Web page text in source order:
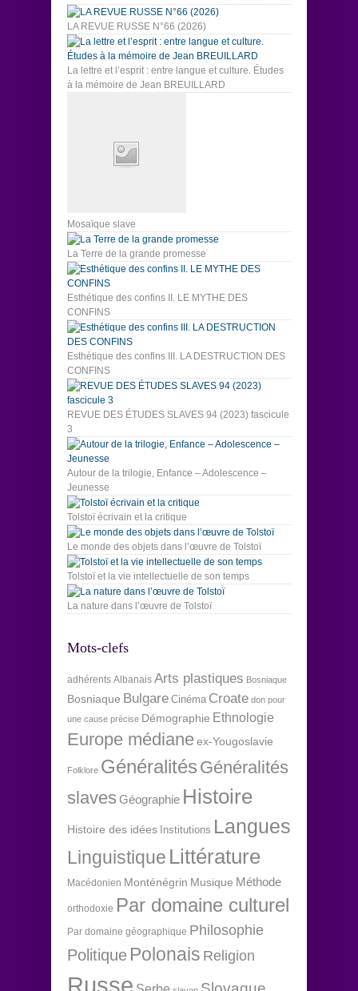
LA REVUE RUSSE N°66 (2026)
La lettre et l’esprit : entre langue et culture. Études
à la mémoire de Jean BREUILLARD
Mosaïque slave
La Terre de la grande promesse
Esthétique des confins II. LE MYTHE DES
CONFINS
Esthétique des confins III. LA DESTRUCTION DES
CONFINS
REVUE DES ÉTUDES SLAVES 94 (2023) fascicule
3
Autour de la trilogie, Enfance – Adolescence –
Jeunesse
Tolstoï écrivain et la critique
Le monde des objets dans l’œuvre de Tolstoï
Tolstoï et la vie intellectuelle de son temps
La nature dans l’œuvre de Tolstoï
Mots-clefs
adhérents Albanais Arts plastiques Bosniaque
Bosniaque Bulgare Cinéma Croate don pour
une cause précise Démographie Ethnologie
Europe médianeex-Yougoslavie
Folklore Généralités Généralités
slaves Géographie Histoire
Histoire des idées Institutions Langues
Linguistique Littérature
Macédonien Monténégrin Musique Méthode
orthodoxie Par domaine culturel
Par domaine géographique Philosophie
Politique Polonais Religion
Russe